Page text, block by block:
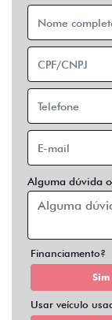
Alguma dúvida
Financiamento?
Sim
Usar veículo